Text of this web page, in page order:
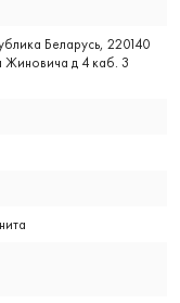
Беларусь, 220140
Жиновича д 4 каб. 3